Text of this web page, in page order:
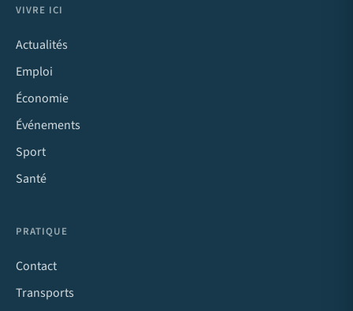
VIVRE ICI
Actualités
Emploi
Économie
Événements
Sport
Santé
PRATIQUE
Contact
Transports